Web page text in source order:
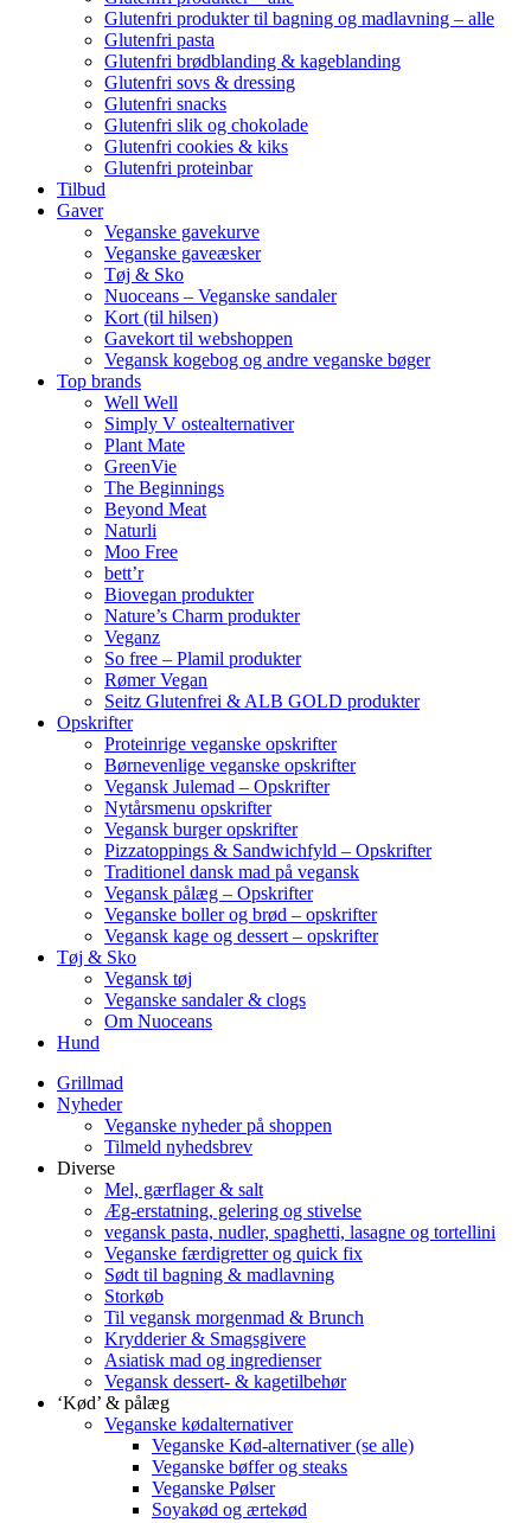
Glutenfri produkter til bagning og madlavning – alle
Glutenfri pasta
Glutenfri brødblanding & kageblanding
Glutenfri sovs & dressing
Glutenfri snacks
Glutenfri slik og chokolade
Glutenfri cookies & kiks
Glutenfri proteinbar
Tilbud
Gaver
Veganske gavekurve
Veganske gaveæsker
Tøj & Sko
Nuoceans – Veganske sandaler
Kort (til hilsen)
Gavekort til webshoppen
Vegansk kogebog og andre veganske bøger
Top brands
Well Well
Simply V ostealternativer
Plant Mate
GreenVie
The Beginnings
Beyond Meat
Naturli
Moo Free
bett’r
Biovegan produkter
Nature’s Charm produkter
Veganz
So free – Plamil produkter
Rømer Vegan
Seitz Glutenfrei & ALB GOLD produkter
Opskrifter
Proteinrige veganske opskrifter
Børnevenlige veganske opskrifter
Vegansk Julemad – Opskrifter
Nytårsmenu opskrifter
Vegansk burger opskrifter
Pizzatoppings & Sandwichfyld – Opskrifter
Traditionel dansk mad på vegansk
Vegansk pålæg – Opskrifter
Veganske boller og brød – opskrifter
Vegansk kage og dessert – opskrifter
Tøj & Sko
Vegansk tøj
Veganske sandaler & clogs
Om Nuoceans
Hund
Grillmad
Nyheder
Veganske nyheder på shoppen
Tilmeld nyhedsbrev
Diverse
Mel, gærflager & salt
Æg-erstatning, gelering og stivelse
vegansk pasta, nudler, spaghetti, lasagne og tortellini
Veganske færdigretter og quick fix
Sødt til bagning & madlavning
Storkøb
Til vegansk morgenmad & Brunch
Krydderier & Smagsgivere
Asiatisk mad og ingredienser
Vegansk dessert- & kagetilbehør
‘Kød’ & pålæg
Veganske kødalternativer
Veganske Kød-alternativer (se alle)
Veganske bøffer og steaks
Veganske Pølser
Soyakød og ærtekød